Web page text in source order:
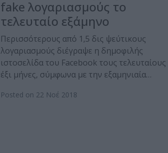
fake λογαριασμούς το
τελευταίο εξάμηνο
Περισσότερους από 1,5 δις ψεύτικους
λογαριασμούς διέγραψε η δημοφιλής
ιστοσελίδα του Facebook τους τελευταίους
έξι μήνες, σύμφωνα με την εξαμηνιαία…
Posted on 22 Νοέ 2018